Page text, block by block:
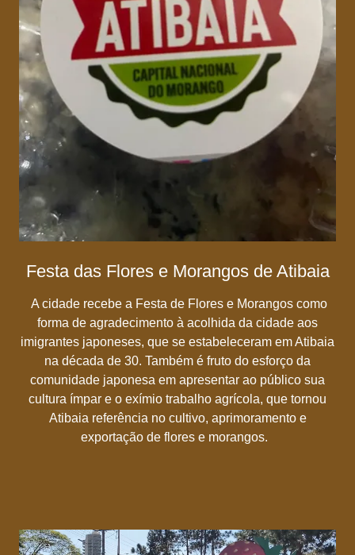
Festa das Flores e Morangos de Atibaia
A cidade recebe a Festa de Flores e Morangos como
forma de agradecimento à acolhida da cidade aos
imigrantes japoneses, que se estabeleceram em Atibaia
na década de 30. Também é fruto do esforço da
comunidade japonesa em apresentar ao público sua
cultura ímpar e o exímio trabalho agrícola, que tornou
Atibaia referência no cultivo, aprimoramento e
exportação de flores e morangos.